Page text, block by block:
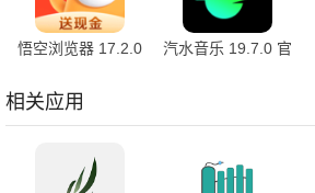
悟空浏览器 17.2.0
汽水音乐 19.7.0 官
相关应用